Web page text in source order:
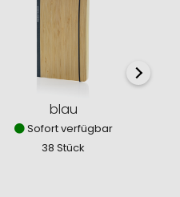
blau
Sofort verfügbar
38 Stück